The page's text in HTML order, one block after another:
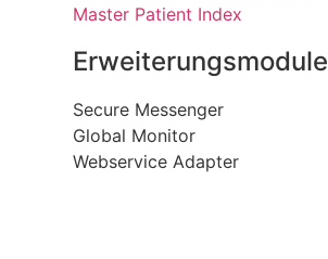
Master Patient Index
Erweiterungsmodule
Secure Messenger
Global Monitor
Webservice Adapter